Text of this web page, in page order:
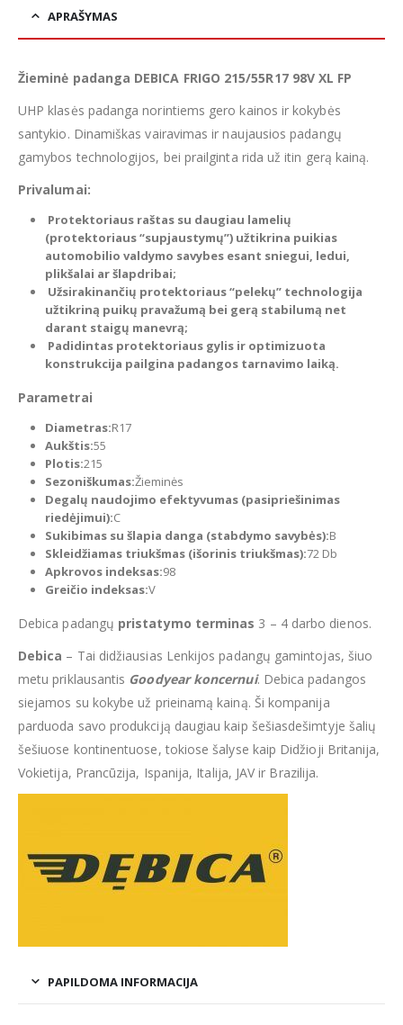
APRAŠYMAS
Žieminė padanga DEBICA FRIGO 215/55R17 98V XL FP
UHP klasės padanga norintiems gero kainos ir kokybės
santykio. Dinamiškas vairavimas ir naujausios padangų
gamybos technologijos, bei prailginta rida už itin gerą kainą.
Privalumai:
Protektoriaus raštas su daugiau lamelių
(protektoriaus “supjaustymų”) užtikrina puikias
automobilio valdymo savybes esant sniegui, ledui,
plikšalai ar šlapdribai;
Užsirakinančių protektoriaus “pelekų” technologija
užtikriną puikų pravažumą bei gerą stabilumą net
darant staigų manevrą;
Padidintas protektoriaus gylis ir optimizuota
konstrukcija pailgina padangos tarnavimo laiką.
Parametrai
Diametras:R17
Aukštis:55
Plotis:215
Sezoniškumas:Žieminės
Degalų naudojimo efektyvumas (pasipriešinimas
riedėjimui):C
Sukibimas su šlapia danga (stabdymo savybės):B
Skleidžiamas triukšmas (išorinis triukšmas):72 Db
Apkrovos indeksas:98
Greičio indeksas:V
Debica padangų pristatymo terminas 3 – 4 darbo dienos.
Debica – Tai didžiausias Lenkijos padangų gamintojas, šiuo
metu priklausantis Goodyearkoncernui. Debica padangos
siejamos su kokybe už prieinamą kainą. Ši kompanija
parduoda savo produkciją daugiau kaip šešiasdešimtyje šalių
šešiuose kontinentuose, tokiose šalyse kaip Didžioji Britanija,
Vokietija, Prancūzija, Ispanija, Italija, JAV ir Brazilija.
PAPILDOMA INFORMACIJA